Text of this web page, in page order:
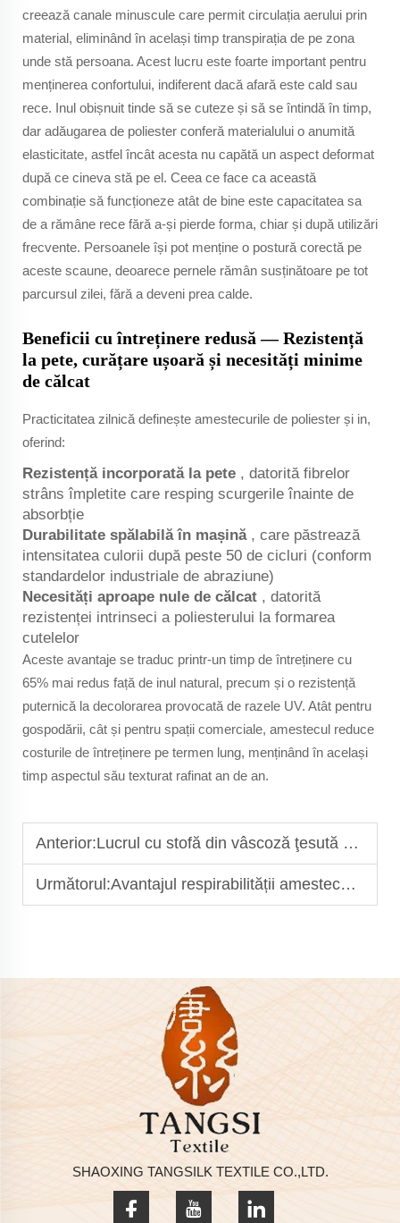
creează canale minuscule care permit circulația aerului prin
material, eliminând în același timp transpirația de pe zona
unde stă persoana. Acest lucru este foarte important pentru
menținerea confortului, indiferent dacă afară este cald sau
rece. Inul obișnuit tinde să se cuteze și să se întindă în timp,
dar adăugarea de poliester conferă materialului o anumită
elasticitate, astfel încât acesta nu capătă un aspect deformat
după ce cineva stă pe el. Ceea ce face ca această
combinație să funcționeze atât de bine este capacitatea sa
de a rămâne rece fără a-și pierde forma, chiar și după utilizări
frecvente. Persoanele își pot menține o postură corectă pe
aceste scaune, deoarece pernele rămân susținătoare pe tot
parcursul zilei, fără a deveni prea calde.
Beneficii cu întreținere redusă — Rezistență
la pete, curățare ușoară și necesități minime
de călcat
Practicitatea zilnică definește amestecurile de poliester și in,
oferind:
Rezistență incorporată la pete , datorită fibrelor
strâns împletite care resping scurgerile înainte de
absorbție
Durabilitate spălabilă în mașină , care păstrează
intensitatea culorii după peste 50 de cicluri (conform
standardelor industriale de abraziune)
Necesități aproape nule de călcat , datorită
rezistenței intrinseci a poliesterului la formarea
cutelelor
Aceste avantaje se traduc printr-un timp de întreținere cu
65% mai redus față de inul natural, precum și o rezistență
puternică la decolorarea provocată de razele UV. Atât pentru
gospodării, cât și pentru spații comerciale, amestecul reduce
costurile de întreținere pe termen lung, menținând în același
timp aspectul său texturat rafinat an de an.
Anterior:Lucrul cu stofă din vâscoză ţesută pentru fuste şi bluze structurate
Următorul:Avantajul respirabilității amestecului de bumbac și viscoză pentru îmbrăcăminte de vară
SHAOXING TANGSILK TEXTILE CO.,LTD.